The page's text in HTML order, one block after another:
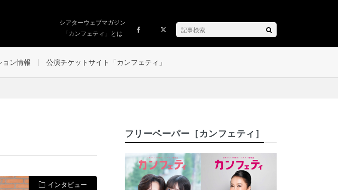
シアターウェブマガジン
「カンフェティ」とは
ョン情報 公演チケットサイト「カンフェティ」
インタビュー
フリーペーパー［カンフェティ］